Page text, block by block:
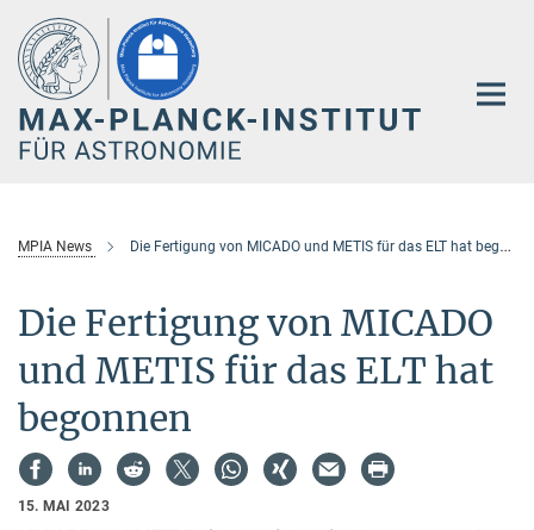
Hauptinhalt
MPIA News Die Fertigung von MICADO und METIS für das ELT hat begonnen
Die Fertigung von MICADO
und METIS für das ELT hat
begonnen
15. MAI 2023